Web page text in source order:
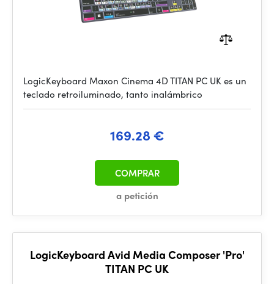
LogicKeyboard Maxon Cinema 4D TITAN PC UK es un
teclado retroiluminado, tanto inalámbrico
169.28 €
a petición
COMPRAR
LogicKeyboard Avid Media Composer 'Pro'
TITAN PC UK